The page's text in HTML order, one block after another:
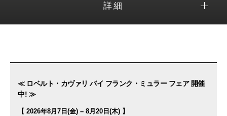
詳細
≪ ロベルト・カヴァリ バイ フランク・ミュラー フェア 開催
中! ≫
【 2026年8月7日(金) – 8月20日(木) 】